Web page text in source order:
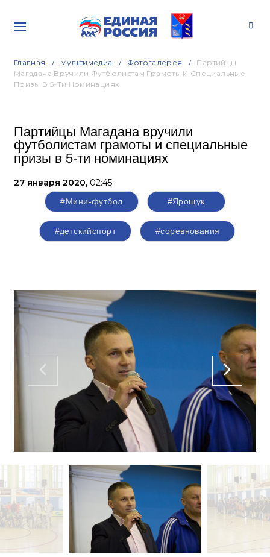
Главная Мультимедиа Фотогалерея
Партийцы
Магадана Вручили Футболистам Грамоты И Специальные
Призы В 5-Ти Номинациях
Партийцы Магадана вручили
футболистам грамоты и специальные
призы в 5-ти номинациях
27 января 2020, 02:45
#Мини-футбол #Ярощук
#детскийспорт #соревнования